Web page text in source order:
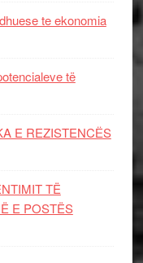
te ekonomia
të
E REZISTENCЁS
TË
E POSTËS